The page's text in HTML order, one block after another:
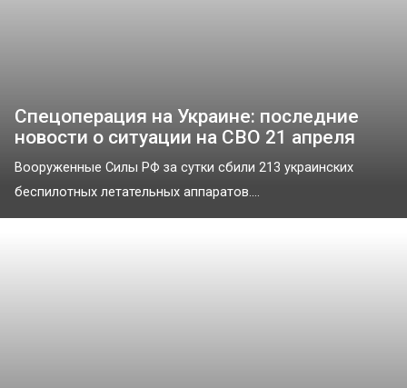
Спецоперация на Украине: последние
новости о ситуации на СВО 21 апреля
Вооруженные Силы РФ за сутки сбили 213 украинских
беспилотных летательных аппаратов....